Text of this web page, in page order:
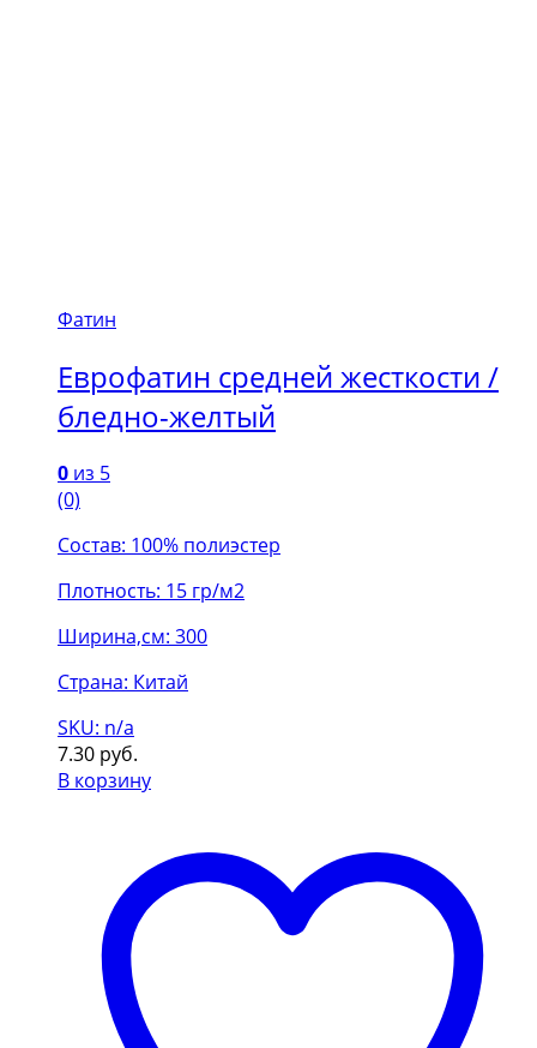
Фатин
Еврофатин средней жесткости /
бледно-желтый
0 из 5
(0)
Состав: 100% полиэстер
Плотность: 15 гр/м2
Ширина,см: 300
Страна: Китай
SKU: n/a
7.30 руб.
В корзину